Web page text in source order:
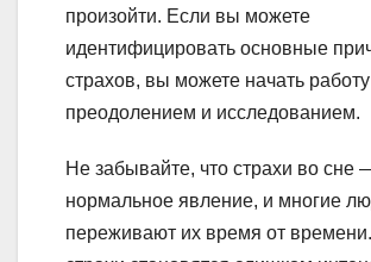
произойти. Если вы можете
идентифицировать основные
страхов, вы можете начать
преодолением и исследованием.
Не забывайте, что страхи во сне
нормальное явление, и многие
переживают их время от